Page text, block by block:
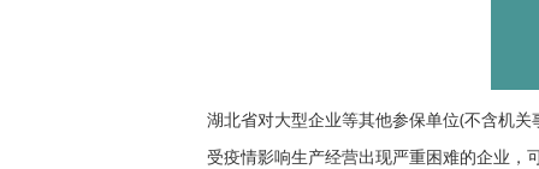
湖北省对大型企业等其他参保单位(不含机关
受疫情影响生产经营出现严重困难的企业，